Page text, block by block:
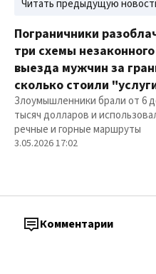
Читать предыдущую
Пограничники
три схемы незаконного
выезда мужчин за
сколько стоили
Злоумышленники брали от 6
тысяч долларов и
речные и горные маршруты
3.05.2026 17:02
Комментарии